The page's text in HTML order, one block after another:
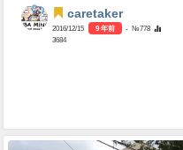
caretaker
2016/12/15 9 年前
- №778
3684